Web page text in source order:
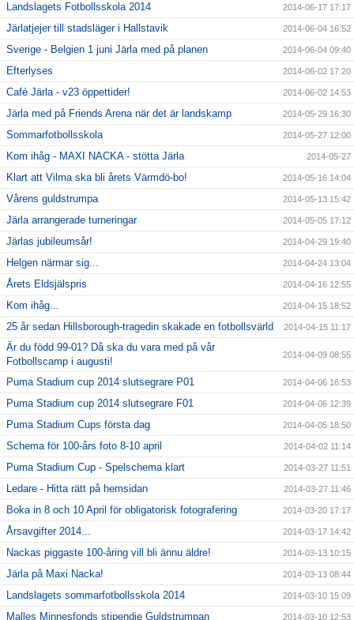
Landslagets Fotbollsskola 2014 2014-06-17 17:17
Järlatjejer till stadsläger i Hallstavik 2014-06-04 16:52
Sverige - Belgien 1 juni Järla med på planen 2014-06-04 09:40
Efterlyses 2014-06-02 17:20
Café Järla - v23 öppettider! 2014-06-02 14:53
Järla med på Friends Arena när det är landskamp 2014-05-29 16:30
Sommarfotbollsskola 2014-05-27 12:00
Kom ihåg - MAXI NACKA - stötta Järla 2014-05-27
Klart att Vilma ska bli årets Värmdö-bo! 2014-05-16 14:04
Vårens guldstrumpa 2014-05-13 15:42
Järla arrangerade turneringar 2014-05-05 17:12
Järlas jubileumsår! 2014-04-29 19:40
Helgen närmar sig... 2014-04-24 13:04
Årets Eldsjälspris 2014-04-16 12:55
Kom ihåg... 2014-04-15 18:52
25 år sedan Hillsborough-tragedin skakade en fotbollsvärld 2014-04-15 11:17
Är du född 99-01? Då ska du vara med på vår
Fotbollscamp i augusti!
2014-04-09 08:55
Puma Stadium cup 2014 slutsegrare P01 2014-04-06 16:53
Puma Stadium cup 2014 slutsegrare F01 2014-04-06 12:39
Puma Stadium Cups första dag 2014-04-05 18:50
Schema för 100-års foto 8-10 april 2014-04-02 11:14
Puma Stadium Cup - Spelschema klart 2014-03-27 11:51
Ledare - Hitta rätt på hemsidan 2014-03-27 11:46
Boka in 8 och 10 April för obligatorisk fotografering 2014-03-20 17:17
Årsavgifter 2014... 2014-03-17 14:42
Nackas piggaste 100-åring vill bli ännu äldre! 2014-03-13 10:15
Järla på Maxi Nacka! 2014-03-13 08:44
Landslagets sommarfotbollsskola 2014 2014-03-10 15:09
Malles Minnesfonds stipendie Guldstrumpan 2014-03-10 12:53